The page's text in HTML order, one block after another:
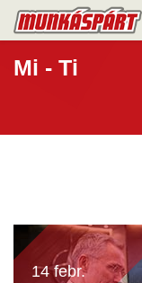
Mi - Ti
14 febr.